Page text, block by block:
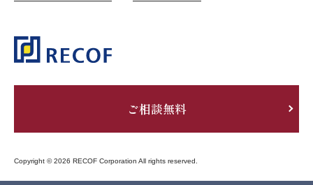
ご相談無料
Copyright © 2026 RECOF Corporation All rights reserved.